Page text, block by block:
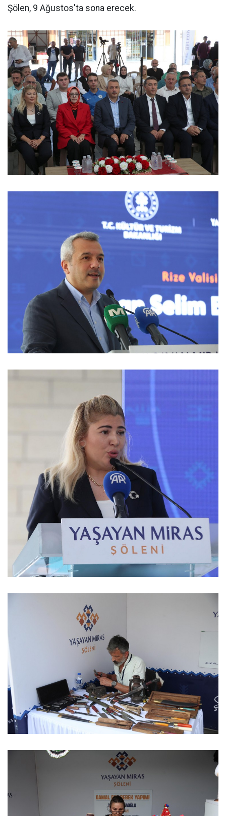
Şölen, 9 Ağustos'ta sona erecek.